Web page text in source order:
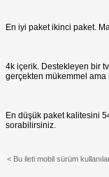
En iyi paket ikinci paket.
4k içerik. Destekleyen bir
gerçekten mükemmel
En düşük paket kalitesini
sorabilirsiniz.
< Bu ileti mobil sürüm